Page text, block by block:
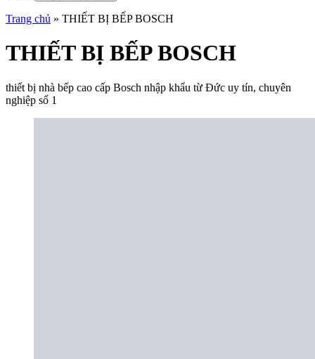
Trang chủ » THIẾT BỊ BẾP BOSCH
THIẾT BỊ BẾP BOSCH
thiết bị nhà bếp cao cấp Bosch nhập khẩu từ Đức uy tín, chuyên
nghiệp số 1